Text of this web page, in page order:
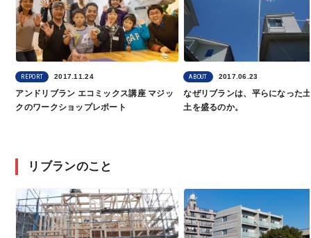
REPORT 2017.11.24
アンドリブラン エコミックス講座 マジッ
クのワークショップレポート
ABOUT 2017.06.23
なぜリブランは、平らになった
土を盛るのか。
リブランのこと